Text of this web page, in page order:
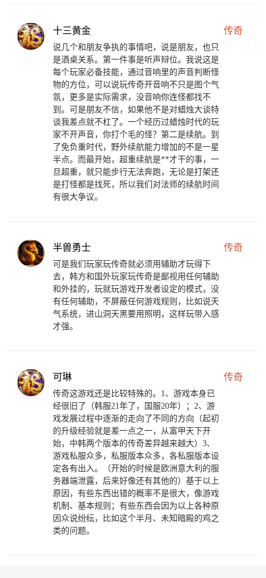
十三黄金 传奇
说几个和朋友争执的事情吧，说是朋友，也只
是酒桌关系。第一件事是听声辩位。我说这是
每个玩家必备技能，通过音响里的声音判断怪
物的方位，可以说玩传奇开音响不只是图个气
氛，更多是实际需求，没音响你连怪都找不
到。可是朋友不信，如果他不是对蜡烛大谈特
谈我差点就不杠了。一个经历过蜡烛时代的玩
家不开声音，你打个毛的怪？第二是续航。到
了免负重时代，野外续航能力增加的不是一星
半点。而最开始，超重续航是**才干的事，一
旦超重，就只能步行无法奔跑，无论是打架还
是打怪都是找死，所以我们对法师的续航时间
有很大争议。
半兽勇士 传奇
可是我们玩家玩传奇就必须用辅助才玩得下
去，韩方和国外玩家玩传奇是鄙视用任何辅助
和外挂的，玩就玩游戏开发者设定的模式，没
有任何辅助，不屏蔽任何游戏规则，比如说天
气系统，进山洞天黑要用照明，这样玩带入感
才强。
可琳 传奇
传奇这游戏还是比较特殊的。1、游戏本身已
经很旧了（韩服21年了，国服20年）；2、游
戏发展过程中逐渐的走向了不同的方向（起初
的升级经验就是差一点之一，从富甲天下开
始，中韩两个版本的传奇差异越来越大）3、
游戏私服众多，私服版本众多，各私服版本设
定各有出入。（开始的时候是欧洲意大利的服
务器端泄露，后来好像还有其他的）基于以上
原因，有些东西出错的概率不是很大，像游戏
机制、基本规则；有些东西会因为以上各种原
因众说纷纭，比如这个半月、未知暗殿的鸡之
类的问题。